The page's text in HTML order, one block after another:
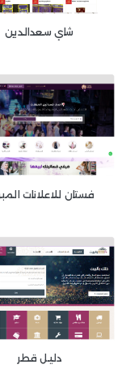
شاي سعدالدين
فستان للاعلانات
دليل قطر